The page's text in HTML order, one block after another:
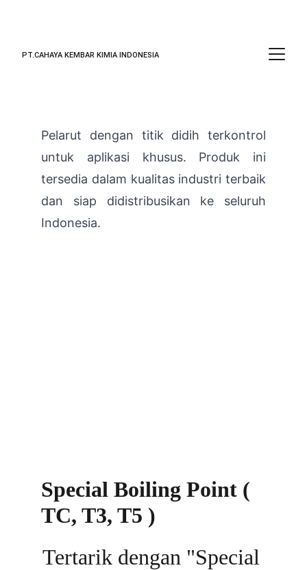
PT.CAHAYA KEMBAR KIMIA INDONESIA
Pelarut dengan titik didih terkontrol
untuk aplikasi khusus. Produk ini
tersedia dalam kualitas industri terbaik
dan siap didistribusikan ke seluruh
Indonesia.
Special Boiling Point (
TC, T3, T5 )
Tertarik dengan "Special